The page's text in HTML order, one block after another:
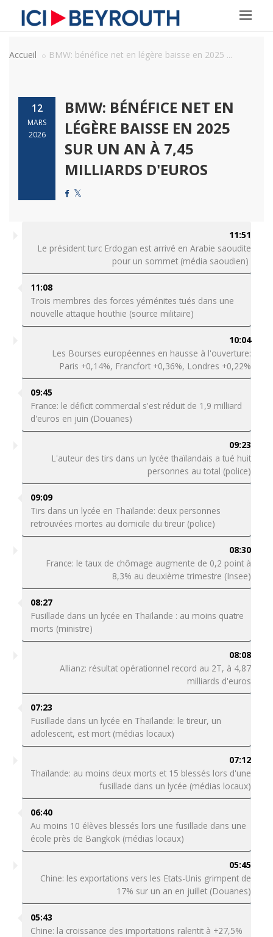
Accueil BMW: bénéfice net en légère baisse en 2025 ...
12
MARS
2026
BMW: BÉNÉFICE NET EN
LÉGÈRE BAISSE EN 2025
SUR UN AN À 7,45
MILLIARDS D'EUROS
11:51
Le président turc Erdogan est arrivé en Arabie saoudite
pour un sommet (média saoudien)
11:08
Trois membres des forces yéménites tués dans une
nouvelle attaque houthie (source militaire)
10:04
Les Bourses européennes en hausse à l'ouverture:
Paris +0,14%, Francfort +0,36%, Londres +0,22%
09:45
France: le déficit commercial s'est réduit de 1,9 milliard
d'euros en juin (Douanes)
09:23
L'auteur des tirs dans un lycée thaïlandais a tué huit
personnes au total (police)
09:09
Tirs dans un lycée en Thaïlande: deux personnes
retrouvées mortes au domicile du tireur (police)
08:30
France: le taux de chômage augmente de 0,2 point à
8,3% au deuxième trimestre (Insee)
08:27
Fusillade dans un lycée en Thaïlande : au moins quatre
morts (ministre)
08:08
Allianz: résultat opérationnel record au 2T, à 4,87
milliards d'euros
07:23
Fusillade dans un lycée en Thaïlande: le tireur, un
adolescent, est mort (médias locaux)
07:12
Thaïlande: au moins deux morts et 15 blessés lors d'une
fusillade dans un lycée (médias locaux)
06:40
Au moins 10 élèves blessés lors une fusillade dans une
école près de Bangkok (médias locaux)
05:45
Chine: les exportations vers les Etats-Unis grimpent de
17% sur un an en juillet (Douanes)
05:43
Chine: la croissance des importations ralentit à +27,5%